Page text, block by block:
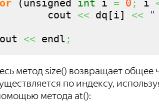
( unsigned int i = 0 ; i
cout << dq [i] << "
<< endl ;
метод size() возвращает общее
по индексу,
метода at():